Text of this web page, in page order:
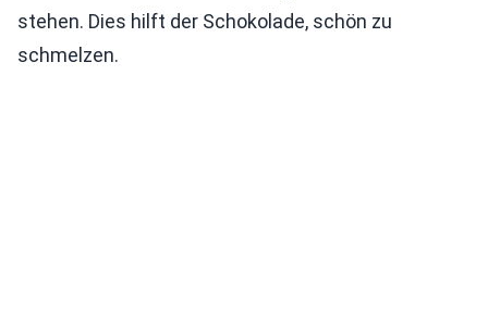
stehen. Dies hilft der Schokolade, schön zu
schmelzen.